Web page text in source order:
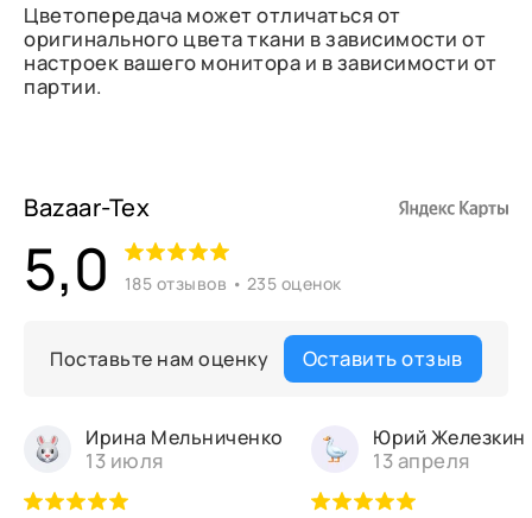
Цветопередача может отличаться от
оригинального цвета ткани в зависимости от
настроек вашего монитора и в зависимости от
партии.
Bazaar-Tex
5,0 185 отзывов • 235 оценок
Поставьте нам оценку Оставить отзыв
Ирина Мельниченко
13 июля
Юрий Железкин
13 апреля